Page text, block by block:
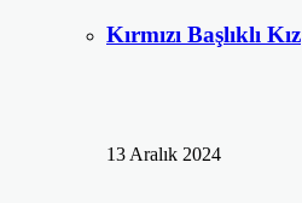
Kırmızı Başlıklı Kız
13 Aralık 2024